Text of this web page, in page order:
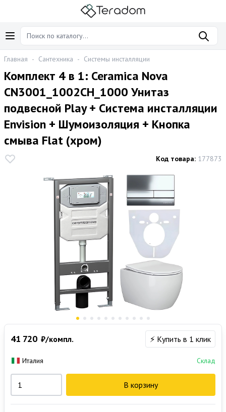
Главная - Сантехника - Системы инсталляции
Комплект 4 в 1: Ceramica Nova
CN3001_1002CH_1000 Унитаз
подвесной Play + Система инсталляции
Envision + Шумоизоляция + Кнопка
смыва Flat (хром)
Код товара: 177873
41 720 ₽/компл. ⚡ Купить в 1 клик
Италия Склад
В корзину